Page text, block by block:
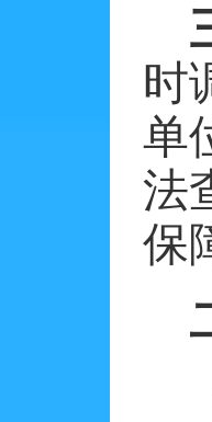
时
单
法
保